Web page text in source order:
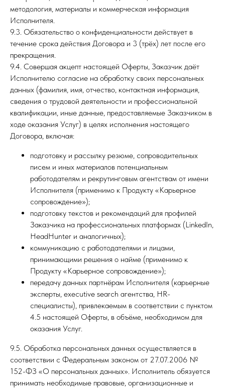
методология, материалы и коммерческая информация
Исполнителя.
9.3. Обязательство о конфиденциальности действует в
течение срока действия Договора и 3 (трёх) лет после его
прекращения.
9.4. Совершая акцепт настоящей Оферты, Заказчик даёт
Исполнителю согласие на обработку своих персональных
данных (фамилия, имя, отчество, контактная информация,
сведения о трудовой деятельности и профессиональной
квалификации, иные данные, предоставляемые Заказчиком в
ходе оказания Услуг) в целях исполнения настоящего
Договора, включая:
подготовку и рассылку резюме, сопроводительных
писем и иных материалов потенциальным
работодателям и рекрутинговым агентствам от имени
Исполнителя (применимо к Продукту «Карьерное
сопровождение»);
подготовку текстов и рекомендаций для профилей
Заказчика на профессиональных платформах (LinkedIn,
HeadHunter и аналогичных);
коммуникацию с работодателями и лицами,
принимающими решения о найме (применимо к
Продукту «Карьерное сопровождение»);
передачу данных партнёрам Исполнителя (карьерные
эксперты, executive search агентства, HR-
специалисты), привлекаемым в соответствии с пунктом
4.5 настоящей Оферты, в объёме, необходимом для
оказания Услуг.
9.5. Обработка персональных данных осуществляется в
соответствии с Федеральным законом от 27.07.2006 №
152-ФЗ «О персональных данных». Исполнитель обязуется
принимать необходимые правовые, организационные и